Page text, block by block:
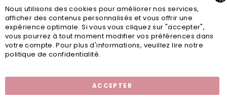
Nous utilisons des cookies pour améliorer nos services,
afficher des contenus personnalisés et vous offrir une
expérience optimale. Si vous vous cliquez sur "accepter",
vous pourrez à tout moment modifier vos préférences dans
votre compte. Pour plus d'informations, veuillez lire notre
politique de confidentialité.
ACCEPTER